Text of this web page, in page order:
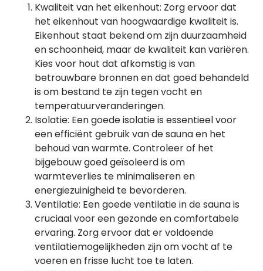
Kwaliteit van het eikenhout: Zorg ervoor dat
het eikenhout van hoogwaardige kwaliteit is.
Eikenhout staat bekend om zijn duurzaamheid
en schoonheid, maar de kwaliteit kan variëren.
Kies voor hout dat afkomstig is van
betrouwbare bronnen en dat goed behandeld
is om bestand te zijn tegen vocht en
temperatuurveranderingen.
Isolatie: Een goede isolatie is essentieel voor
een efficiënt gebruik van de sauna en het
behoud van warmte. Controleer of het
bijgebouw goed geïsoleerd is om
warmteverlies te minimaliseren en
energiezuinigheid te bevorderen.
Ventilatie: Een goede ventilatie in de sauna is
cruciaal voor een gezonde en comfortabele
ervaring. Zorg ervoor dat er voldoende
ventilatiemogelijkheden zijn om vocht af te
voeren en frisse lucht toe te laten.